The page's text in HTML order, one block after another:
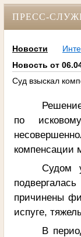
ПРЕСС-
Новости
Новость от
Суд взыскал
по
компенсации
Судом
причинены
испуге,
В